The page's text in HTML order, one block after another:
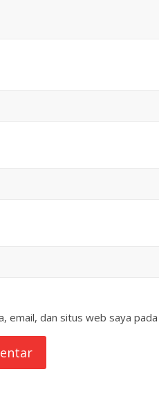
email, dan situs web saya